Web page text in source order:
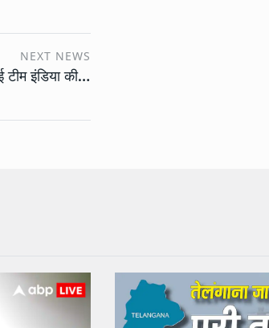
NEXT NEWS
टीम इंडिया की…